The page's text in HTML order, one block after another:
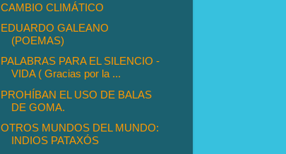
CAMBIO CLIMÁTICO
EDUARDO GALEANO
(POEMAS)
PALABRAS PARA EL SILENCIO -
VIDA ( Gracias por la ...
PROHÍBAN EL USO DE BALAS
DE GOMA.
OTROS MUNDOS DEL MUNDO:
INDIOS PATAXÓS